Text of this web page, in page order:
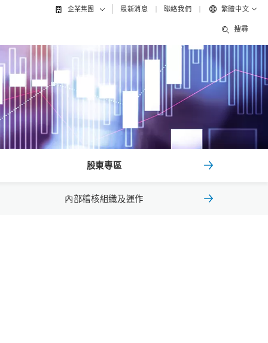
企業集團 最新消息 聯絡我們 繁體中文
搜尋
股東專區
內部稽核組織及運作